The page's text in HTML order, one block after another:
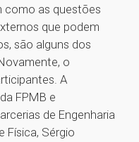
como as questões
que podem
são alguns dos
o
A
FPMB e
de Engenharia
Física, Sérgio